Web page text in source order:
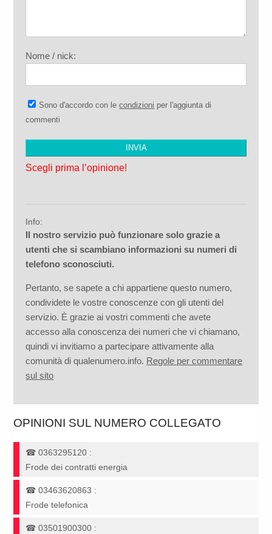
Nome / nick:
Sono d'accordo con lecondizioni per l'aggiunta di
commenti
Scegli prima l’opinione!
Info:
Il nostro servizio può funzionare solo grazie a
utenti che si scambiano informazioni su numeri di
telefono sconosciuti.
Pertanto, se sapete a chi appartiene questo numero,
condividete le vostre conoscenze con gli utenti del
servizio. È grazie ai vostri commenti che avete
accesso alla conoscenza dei numeri che vi chiamano,
quindi vi invitiamo a partecipare attivamente alla
comunità di qualenumero.info. Regole per commentare
sul sito
OPINIONI SUL NUMERO COLLEGATO
☎0363295120 :
Frode dei contratti energia
☎03463620863 :
Frode telefonica
☎03501900300 :